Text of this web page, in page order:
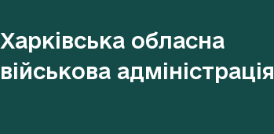
Харківська обласна
військова адміністрація